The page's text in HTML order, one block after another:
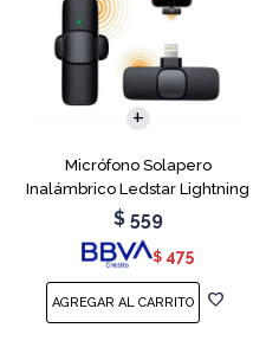
Micrófono Solapero
Inalámbrico Ledstar Lightning
$ 559
$ 475